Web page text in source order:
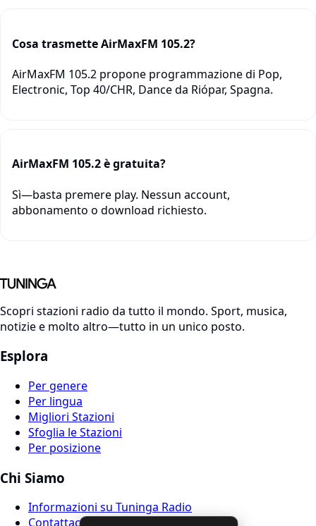
Cosa trasmette AirMaxFM 105.2?
AirMaxFM 105.2 propone programmazione di Pop,
Electronic, Top 40/CHR, Dance da Riópar, Spagna.
AirMaxFM 105.2 è gratuita?
Sì—basta premere play. Nessun account,
abbonamento o download richiesto.
Scopri stazioni radio da tutto il mondo. Sport, musica,
notizie e molto altro—tutto in un unico posto.
Esplora
Per genere
Per lingua
Migliori Stazioni
Sfoglia le Stazioni
Per posizione
Chi Siamo
Informazioni su Tuninga Radio
Contattaci